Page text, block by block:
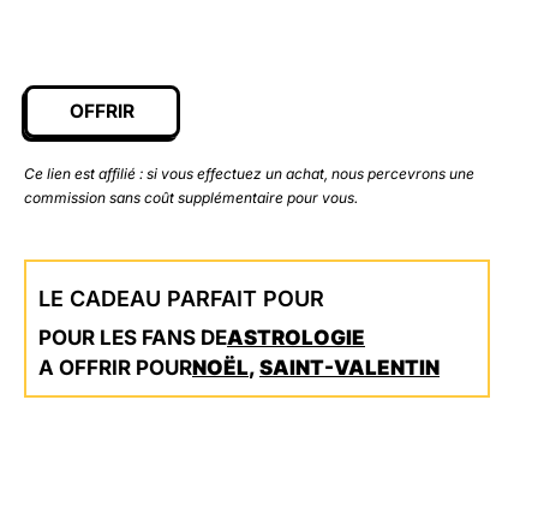
OFFRIR
Ce lien est affilié : si vous effectuez un achat, nous percevrons une
commission sans coût supplémentaire pour vous.
LE CADEAU PARFAIT POUR
POUR LES FANS DEASTROLOGIE
A OFFRIR POURNOËL, SAINT-VALENTIN